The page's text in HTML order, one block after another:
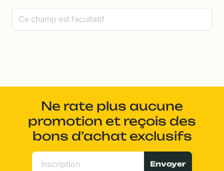
Ne rate plus aucune
promotion et reçois des
bons d’achat exclusifs
Envoyer